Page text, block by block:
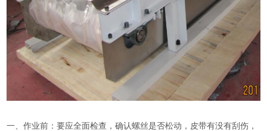
一、作业前：要应全面检查，确认螺丝是否松动，皮带有没有刮伤，